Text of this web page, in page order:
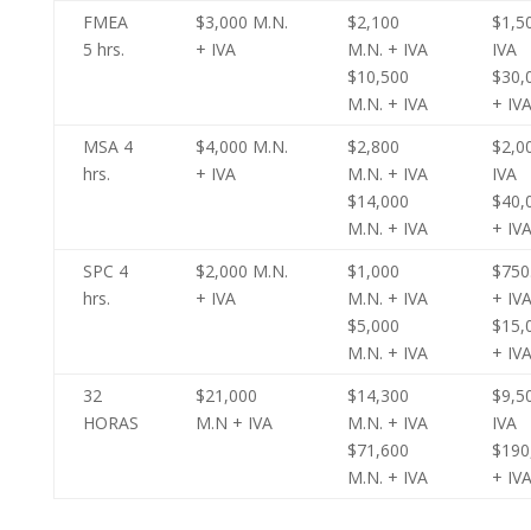
FMEA
5 hrs.
$3,000 M.N.
+ IVA
$2,100
M.N. + IVA
$10,500
M.N. + IVA
IVA
+ IVA
MSA 4
hrs.
$4,000 M.N.
+ IVA
$2,800
M.N. + IVA
$14,000
M.N. + IVA
IVA
+ IVA
SPC 4
hrs.
$2,000 M.N.
+ IVA
$1,000
M.N. + IVA
$5,000
M.N. + IVA
+ IVA
+ IVA
32
HORAS
$21,000
M.N + IVA
$14,300
M.N. + IVA
$71,600
M.N. + IVA
IVA
+ IVA